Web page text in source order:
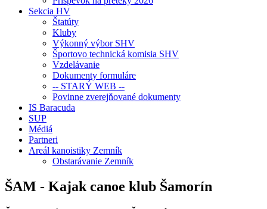
Sekcia HV
Štatúty
Kluby
Výkonný výbor SHV
Športovo technická komisia SHV
Vzdelávanie
Dokumenty formuláre
-- STARÝ WEB --
Povinne zverejňované dokumenty
IS Baracuda
SUP
Médiá
Partneri
Areál kanoistiky Zemník
Obstarávanie Zemník
ŠAM - Kajak canoe klub Šamorín